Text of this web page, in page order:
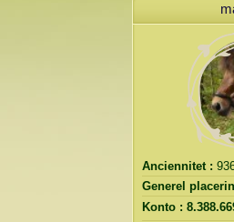
Anciennitet :
Generel
Konto :